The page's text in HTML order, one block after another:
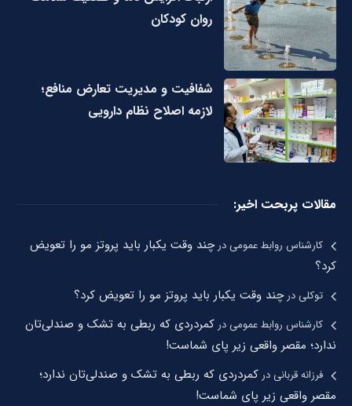
روان کودکان
شفافیت و مدیریت تعارض منافع؛
لازمه اصلاح نظام دارویی
مقالات پربحت اخیر:
کارشناس روابط عمومیدرچند وقت یکبار باید پروتز مو را تعویض
کرد؟
توکلیدرچند وقت یکبار باید پروتز مو را تعویض کرد؟
کارشناس روابط عمومیدر کمردردی که ربطی به تشک و صندلی‌تان
ندارد؛ مقصر واقعی زیر پای شماست!
فرزانه قربانیدر کمردردی که ربطی به تشک و صندلی‌تان ندارد؛
مقصر واقعی زیر پای شماست!